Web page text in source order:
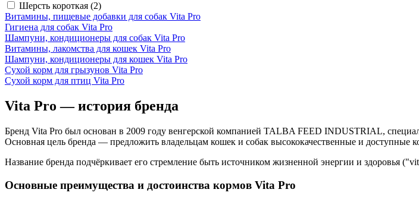
Шерсть короткая (2)
Витамины, пищевые добавки для собак Vita Pro
Гигиена для собак Vita Pro
Шампуни, кондиционеры для собак Vita Pro
Витамины, лакомства для кошек Vita Pro
Шампуни, кондиционеры для кошек Vita Pro
Сухой корм для грызунов Vita Pro
Сухой корм для птиц Vita Pro
Vita Pro — история бренда
Бренд Vita Pro был основан в 2009 году венгерской компанией TALBA FEED INDUSTRIAL,
Основная цель бренда — предложить владельцам кошек и собак высококачественные и
Название бренда подчёркивает его стремление быть источником жизненной энергии и здоровья
Основные преимущества и достоинства кормов Vita Pro